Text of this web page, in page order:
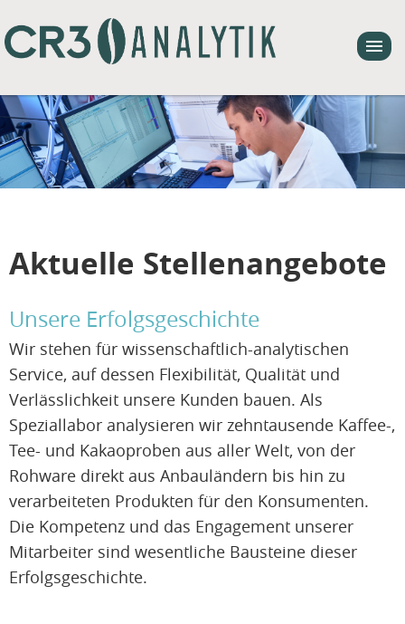
Aktuelle Stellenangebote
Unsere Erfolgsgeschichte
Wir stehen für wissenschaftlich-analytischen
Service, auf dessen Flexibilität, Qualität und
Verlässlichkeit unsere Kunden bauen. Als
Speziallabor analysieren wir zehntausende Kaffee-,
Tee- und Kakaoproben aus aller Welt, von der
Rohware direkt aus Anbauländern bis hin zu
verarbeiteten Produkten für den Konsumenten.
Die Kompetenz und das Engagement unserer
Mitarbeiter sind wesentliche Bausteine dieser
Erfolgsgeschichte.